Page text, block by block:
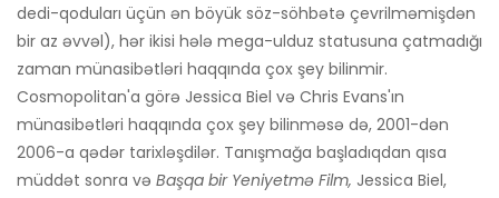
dedi-qoduları üçün ən böyük söz-söhbətə çevrilməmişdən
bir az əvvəl), hər ikisi hələ mega-ulduz statusuna çatmadığı
zaman münasibətləri haqqında çox şey bilinmir.
Cosmopolitan'a görə Jessica Biel və Chris Evans'ın
münasibətləri haqqında çox şey bilinməsə də, 2001-dən
2006-a qədər tarixləşdilər. Tanışmağa başladıqdan qısa
müddət sonra və Başqa bir Yeniyetmə Film, Jessica Biel,